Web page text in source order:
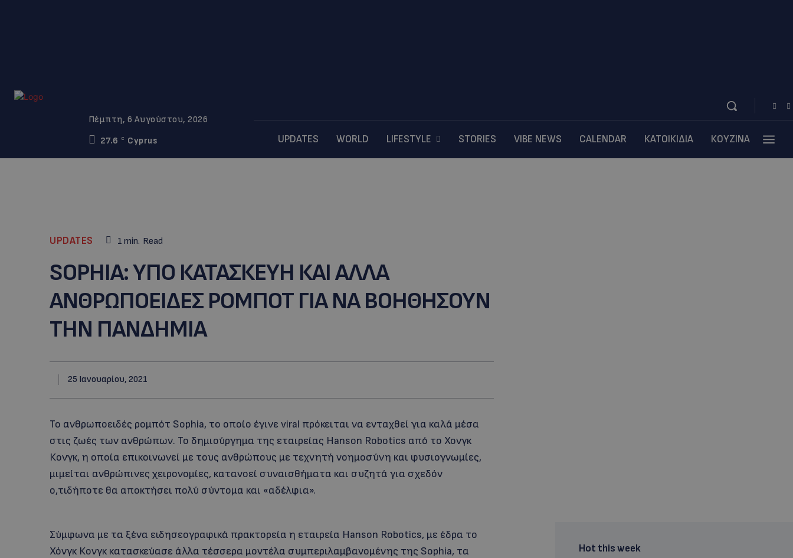
Πέμπτη, 6 Αυγούστου, 2026
27.6
C Cyprus UPDATES WORLD LIFESTYLE STORIES VIBE NEWS CALENDAR ΚΑΤΟΙΚΙΔΙΑ ΚΟΥΖΙΝΑ
UPDATES 1 min. Read
SOPHIA: ΥΠΟ ΚΑΤΑΣΚΕΥΗ ΚΑΙ ΑΛΛΑ
ΑΝΘΡΩΠΟΕΙΔΕΣ ΡΟΜΠΟΤ ΓΙΑ ΝΑ ΒΟΗΘΗΣΟΥΝ
ΤΗΝ ΠΑΝΔΗΜΙΑ
25 Ιανουαρίου, 2021
To ανθρωποειδές ρομπότ Sophia, το οποίο έγινε viral πρόκειται να ενταχθεί για καλά μέσα
στις ζωές των ανθρώπων. Το δημιούργημα της εταιρείας Hanson Robotics από το Χονγκ
Κονγκ, η οποία επικοινωνεί με τους ανθρώπους με τεχνητή νοημοσύνη και φυσιογνωμίες,
μιμείται ανθρώπινες χειρονομίες, κατανοεί συναισθήματα και συζητά για σχεδόν
ο,τιδήποτε θα αποκτήσει πολύ σύντομα και «αδέλφια».
Σύμφωνα με τα ξένα ειδησεογραφικά πρακτορεία η εταιρεία Hanson Robotics, με έδρα το
Χόνγκ Κονγκ κατασκεύασε άλλα τέσσερα μοντέλα συμπεριλαμβανομένης της Sophia, τα
Hot this week